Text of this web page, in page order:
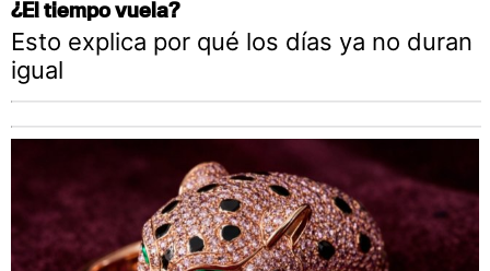
¿El tiempo vuela?
Esto explica por qué los días ya no duran
igual